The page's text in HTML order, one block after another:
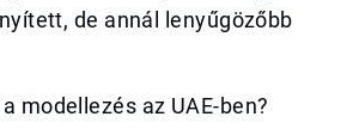
de annál lenyűgözőbb
modellezés az UAE-ben?